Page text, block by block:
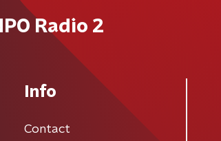
Radio 2
Info
Contact